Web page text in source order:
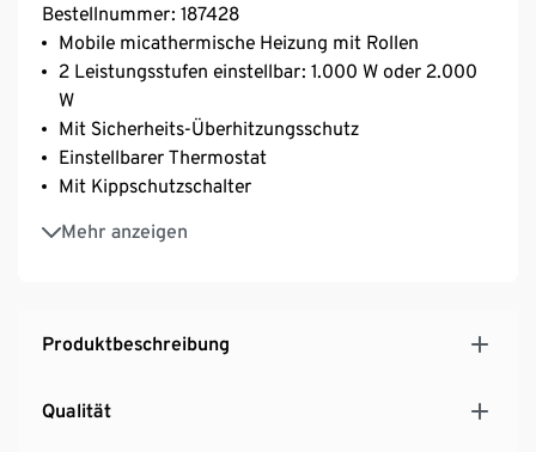
Bestellnummer: 187428
Mobile micathermische Heizung mit Rollen
2 Leistungsstufen einstellbar: 1.000 W oder 2.000
W
Mit Sicherheits-Überhitzungsschutz
Einstellbarer Thermostat
Mit Kippschutzschalter
Mehr anzeigen
Inkl. Vorrichtung zur Kabelaufbewarung
Übersichtliches Bedienungsfeld
Produktbeschreibung
Qualität